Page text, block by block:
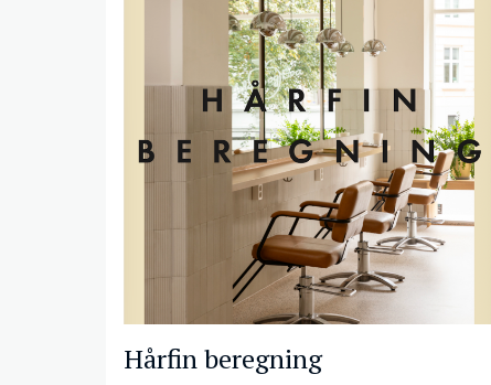
Hårfin beregning